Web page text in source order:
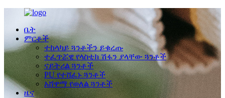
ቤት
ምርቶች
ተከላካይ ጓንቶችን ይቁረጡ
ተፈጥሯዊ የላስቲክ ሽፋን ያላቸው ጓንቶች
ናይትሪል ጓንቶች
PU የተሸፈኑ ጓንቶች
አሸዋማ የወለል ጓንቶች
ዜና